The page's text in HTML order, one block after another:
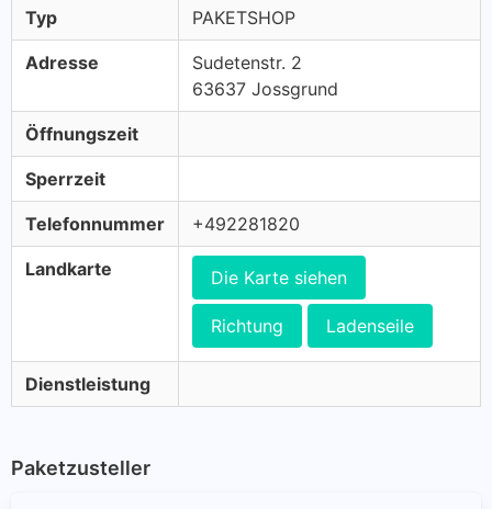
Typ PAKETSHOP
Adresse
Sudetenstr. 2
63637 Jossgrund
Öffnungszeit
Sperrzeit
Telefonnummer +492281820
Landkarte Die Karte siehen
Richtung Ladenseile
Dienstleistung
Paketzusteller